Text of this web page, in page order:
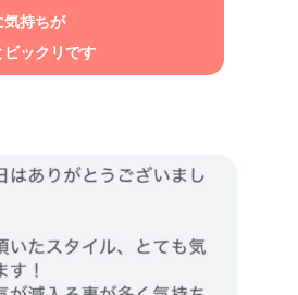
気持ちが
ビックリです